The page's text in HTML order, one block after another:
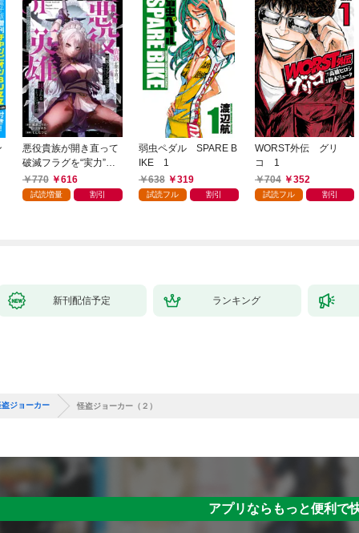
悪役貴族が開き直って
破滅フラグを“実力”で
叩き折っていたら、い
つの間にかヒロイン達
770 616
試読増量 割引
弱虫ペダル SPARE B
IKE 1
638
319
試読フル 割引
WORST外伝 グリ
コ 1
704
352
試読フル 割引
新刊配信予定 ランキング
盗ジョーカー 怪盗ジョーカー（２）
アプリならもっと便利で